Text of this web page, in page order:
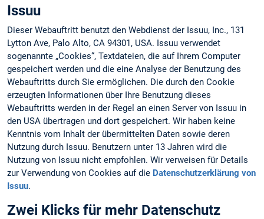
Issuu
Dieser Webauftritt benutzt den Webdienst der Issuu, Inc., 131
Lytton Ave, Palo Alto, CA 94301, USA. Issuu verwendet
sogenannte „Cookies“, Textdateien, die auf Ihrem Computer
gespeichert werden und die eine Analyse der Benutzung des
Webauftritts durch Sie ermöglichen. Die durch den Cookie
erzeugten Informationen über Ihre Benutzung dieses
Webauftritts werden in der Regel an einen Server von Issuu in
den USA übertragen und dort gespeichert. Wir haben keine
Kenntnis vom Inhalt der übermittelten Daten sowie deren
Nutzung durch Issuu. Benutzern unter 13 Jahren wird die
Nutzung von Issuu nicht empfohlen. Wir verweisen für Details
zur Verwendung von Cookies auf die Datenschutzerklärung von
Issuu.
Zwei Klicks für mehr Datenschutz